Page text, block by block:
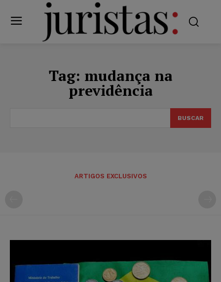
Tag: mudança na
previdência
BUSCAR
ARTIGOS EXCLUSIVOS